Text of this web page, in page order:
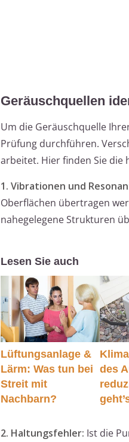
Geräuschquellen
Um die Geräuschquelle
Prüfung durchführen.
arbeitet. Hier finden Sie die
1. Vibrationen und
Oberflächen übertragen
nahegelegene Strukturen
Lesen Sie auch
Lüftungsanlage &
Lärm: Was tun bei
Streit mit
Nachbarn?
des
2. Haltungsfehler: Ist die